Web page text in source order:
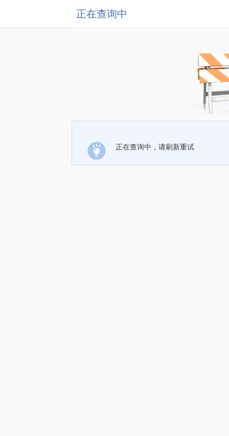
正在查询中
正在查询中，请刷新重试